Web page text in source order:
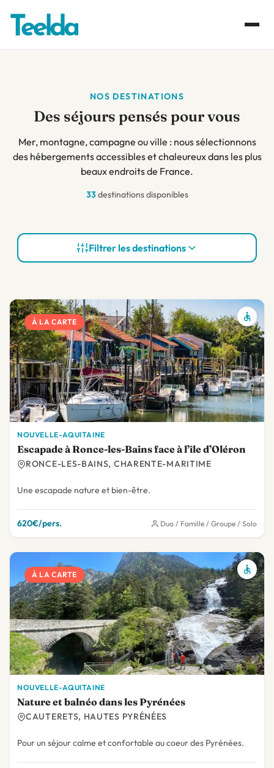
NOS DESTINATIONS
Des séjours pensés pour vous
Mer, montagne, campagne ou ville : nous sélectionnons
des hébergements accessibles et chaleureux dans les plus
beaux endroits de France.
33destinations disponibles
Filtrer les destinations
À LA CARTE
NOUVELLE-AQUITAINE
Escapade à Ronce-les-Bains face à l’île d’Oléron
RONCE-LES-BAINS, CHARENTE-MARITIME
Une escapade nature et bien-être.
620€/pers. Duo / Famille / Groupe / Solo
À LA CARTE
NOUVELLE-AQUITAINE
Nature et balnéo dans les Pyrénées
CAUTERETS, HAUTES PYRÉNÉES
Pour un séjour calme et confortable au coeur des Pyrénées.